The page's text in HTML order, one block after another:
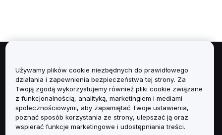
Informacje
Usługi
Obsługa Klienta
Używamy plików cookie niezbędnych do prawidłowego
działania i zapewnienia bezpieczeństwa tej strony. Za
Twoją zgodą wykorzystujemy również pliki cookie związane
z funkcjonalnością, analityką, marketingiem i mediami
społecznościowymi, aby zapamiętać Twoje ustawienia,
poznać sposób korzystania ze strony, ulepszać ją oraz
wspierać funkcje marketingowe i udostępniania treści.